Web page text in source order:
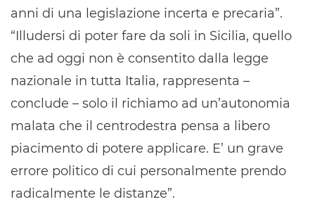
anni di una legislazione incerta e precaria”.
“Illudersi di poter fare da soli in Sicilia, quello
che ad oggi non è consentito dalla legge
nazionale in tutta Italia, rappresenta –
conclude – solo il richiamo ad un’autonomia
malata che il centrodestra pensa a libero
piacimento di potere applicare. E’ un grave
errore politico di cui personalmente prendo
radicalmente le distanze”.